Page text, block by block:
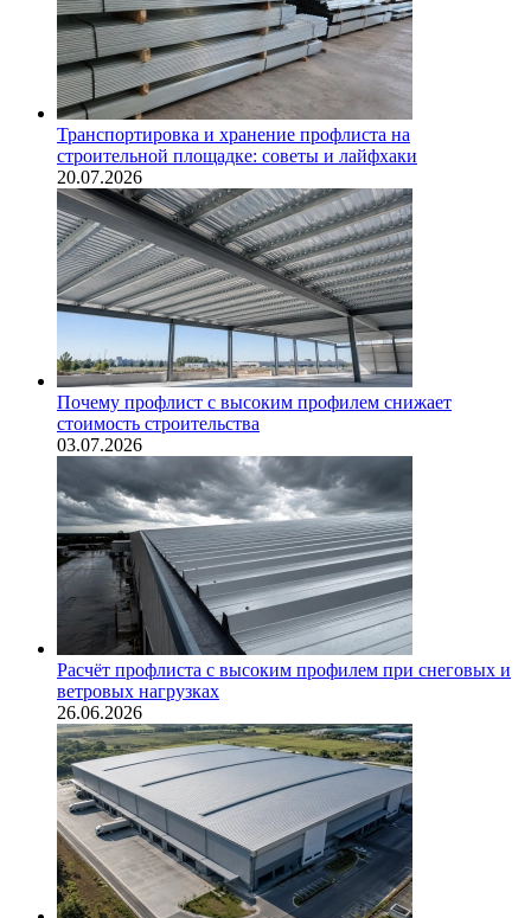
Транспортировка и хранение профлиста на
строительной площадке: советы и лайфхаки
20.07.2026
Почему профлист с высоким профилем снижает
стоимость строительства
03.07.2026
Расчёт профлиста с высоким профилем при снеговых и
ветровых нагрузках
26.06.2026